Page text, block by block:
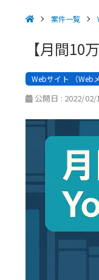
案件一覧
【月間10
Webサイト （Web
公開日 : 2022/02/